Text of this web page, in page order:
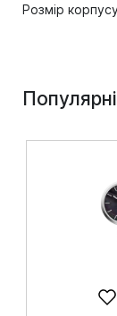
Розмір
Популярні